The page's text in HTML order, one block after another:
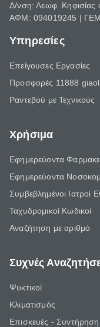
Δ/νση: Λεωφ. Κηφισίας
ΑΦΜ: 094019245 |
Υπηρεσίες
Επείγουσες Εργασίες
Προσφορές 11888
Ραντεβού με Τεχνικούς
Χρήσιμα
Εφημερεύοντα
Εφημερεύοντα
Συμβεβλημένοι Ιατροί
Ταχυδρομικοί Κωδικοί
Αναζήτηση με αριθμό
Συχνές
Ψυκτικοί
Κλιματισμός
Επισκευές -